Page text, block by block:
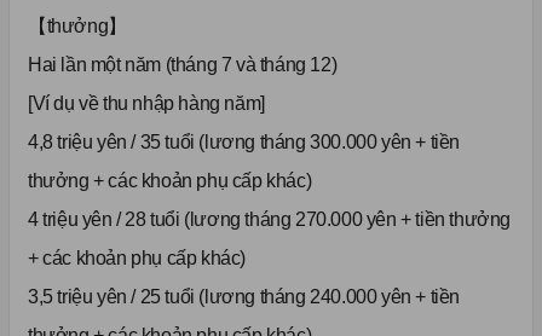
【thưởng】
Hai lần một năm (tháng 7 và tháng 12)
[Ví dụ về thu nhập hàng năm]
4,8 triệu yên / 35 tuổi (lương tháng 300.000 yên + tiền
thưởng + các khoản phụ cấp khác)
4 triệu yên / 28 tuổi (lương tháng 270.000 yên + tiền thưởng
+ các khoản phụ cấp khác)
3,5 triệu yên / 25 tuổi (lương tháng 240.000 yên + tiền